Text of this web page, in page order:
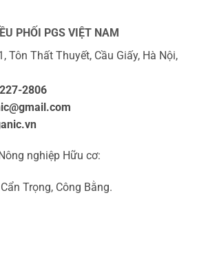
PHỐI PGS VIỆT NAM
Tôn Thất Thuyết, Cầu Giấy, Hà Nội,
2806
nghiệp Hữu cơ:
Trọng, Công Bằng.